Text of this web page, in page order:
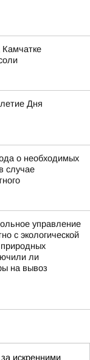
Дня
о необходимых
случае
управление
с экологической
природных
ли
на вывоз
искренними